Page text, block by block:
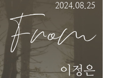
2024.08.25
From
이정은